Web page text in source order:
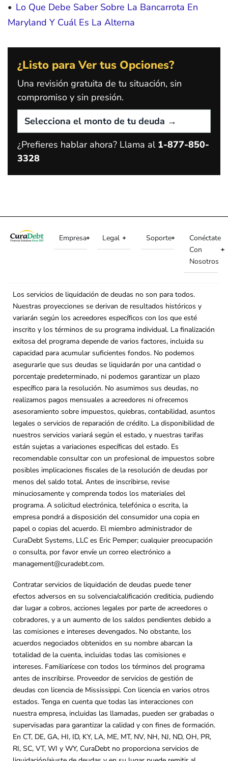
Lo Que Debe Saber Sobre La Bancarrota En
Maryland Y Cuál Es La Alterna
¿Listo para Ver tus Opciones?
Una revisión gratuita de tu situación, sin
compromiso y sin presión.
¿Prefieres hablar ahora? Llama al 1-877-850-
3328
Empresa Legal Soporte
Conéctate
Con
Nosotros
Los servicios de liquidación de deudas no son para todos.
Nuestras proyecciones se derivan de resultados históricos y
variarán según los acreedores específicos con los que esté
inscrito y los términos de su programa individual. La finalización
exitosa del programa depende de varios factores, incluida su
capacidad para acumular suficientes fondos. No podemos
asegurarle que sus deudas se liquidarán por una cantidad o
porcentaje predeterminado, ni podemos garantizar un plazo
específico para la resolución. No asumimos sus deudas, no
realizamos pagos mensuales a acreedores ni ofrecemos
asesoramiento sobre impuestos, quiebras, contabilidad, asuntos
legales o servicios de reparación de crédito. La disponibilidad de
nuestros servicios variará según el estado, y nuestras tarifas
están sujetas a variaciones específicas del estado. Es
recomendable consultar con un profesional de impuestos sobre
posibles implicaciones fiscales de la resolución de deudas por
menos del saldo total. Antes de inscribirse, revise
minuciosamente y comprenda todos los materiales del
programa. A solicitud electrónica, telefónica o escrita, la
empresa pondrá a disposición del consumidor una copia en
papel o copias del acuerdo. El miembro administrador de
CuraDebt Systems, LLC es Eric Pemper; cualquier preocupación
o consulta, por favor envíe un correo electrónico a
management@curadebt.com.
Contratar servicios de liquidación de deudas puede tener
efectos adversos en su solvencia/calificación crediticia, pudiendo
dar lugar a cobros, acciones legales por parte de acreedores o
cobradores, y a un aumento de los saldos pendientes debido a
las comisiones e intereses devengados. No obstante, los
acuerdos negociados obtenidos en su nombre abarcan la
totalidad de la cuenta, incluidas todas las comisiones e
intereses. Familiarícese con todos los términos del programa
antes de inscribirse. Proveedor de servicios de gestión de
deudas con licencia de Mississippi. Con licencia en varios otros
estados. Tenga en cuenta que todas las interacciones con
nuestra empresa, incluidas las llamadas, pueden ser grabadas o
supervisadas para garantizar la calidad y con fines de formación.
En CT, DE, GA, HI, ID, KY, LA, ME, MT, NV, NH, NJ, ND, OH, PR,
RI, SC, VT, WI y WY, CuraDebt no proporciona servicios de